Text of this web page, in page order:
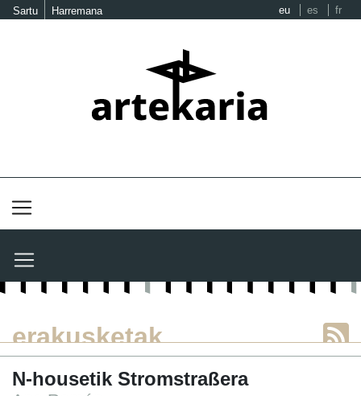
Sartu Harremana eu es fr
erakusketak
N-housetik Stromstraßera